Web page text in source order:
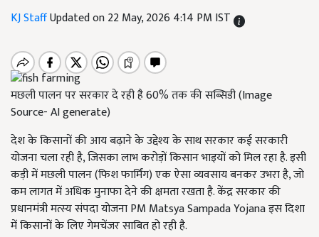
KJ StaffUpdated on 22 May, 2026 4:14 PM IST
मछली पालन पर सरकार दे रही है 60% तक की सब्सिडी (Image
Source- AI generate)
देश के किसानों की आय बढ़ाने के उद्देश्य के साथ सरकार कई सरकारी
योजना चला रही है, जिसका लाभ करोड़ों किसान भाइयों को मिल रहा है. इसी
कड़ी में मछली पालन (फिश फार्मिंग) एक ऐसा व्यवसाय बनकर उभरा है, जो
कम लागत में अधिक मुनाफा देने की क्षमता रखता है. केंद्र सरकार की
प्रधानमंत्री मत्स्य संपदा योजना PM Matsya Sampada Yojana इस दिशा
में किसानों के लिए गेमचेंजर साबित हो रही है.